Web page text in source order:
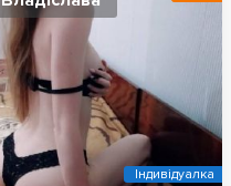
Індивідуалка